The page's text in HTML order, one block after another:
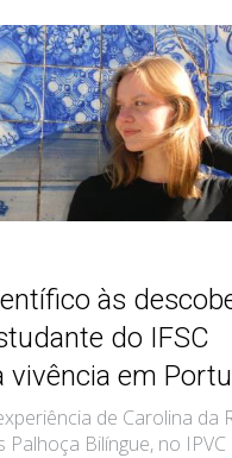
às
do IFSC
vivência em
de Carolina da
Palhoça Bilíngue, no IPVC